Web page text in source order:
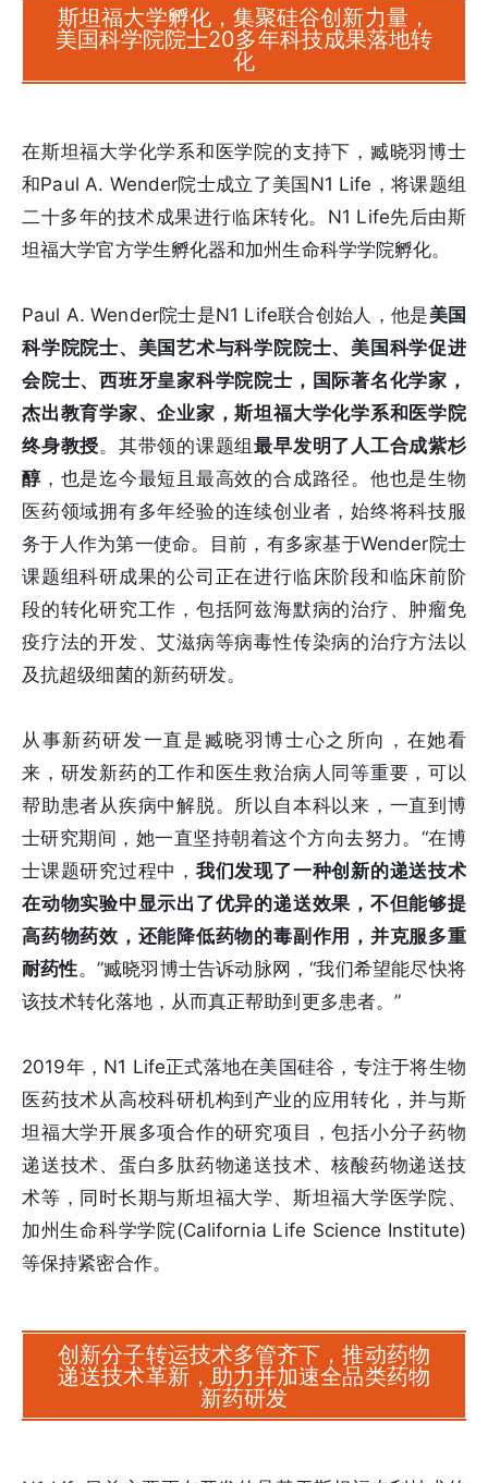
斯坦福大学孵化，集聚硅谷创新力量，
美国科学院院士20多年科技成果落地转
化
在斯坦福大学化学系和医学院的支持下，臧晓羽博士
和Paul A. Wender院士成立了美国N1 Life，将课题组
二十多年的技术成果进行临床转化。N1 Life先后由斯
坦福大学官方学生孵化器和加州生命科学学院孵化。
Paul A. Wender院士是N1 Life联合创始人，他是美国
科学院院士、美国艺术与科学院院士、美国科学促进
会院士、西班牙皇家科学院院士，国际著名化学家，
杰出教育学家、企业家，斯坦福大学化学系和医学院
终身教授。其带领的课题组最早发明了人工合成紫杉
醇，也是迄今最短且最高效的合成路径。他也是生物
医药领域拥有多年经验的连续创业者，始终将科技服
务于人作为第一使命。目前，有多家基于Wender院士
课题组科研成果的公司正在进行临床阶段和临床前阶
段的转化研究工作，包括阿兹海默病的治疗、肿瘤免
疫疗法的开发、艾滋病等病毒性传染病的治疗方法以
及抗超级细菌的新药研发。
从事新药研发一直是臧晓羽博士心之所向，在她看
来，研发新药的工作和医生救治病人同等重要，可以
帮助患者从疾病中解脱。所以自本科以来，一直到博
士研究期间，她一直坚持朝着这个方向去努力。“在博
士课题研究过程中， 我们发现了一种创新的递送技术
在动物实验中显示出了优异的递送效果，不但能够提
高药物药效，还能降低药物的毒副作用，并克服多重
耐药性。”臧晓羽博士告诉动脉网，“我们希望能尽快将
该技术转化落地，从而真正帮助到更多患者。”
2019年，N1 Life正式落地在美国硅谷，专注于将生物
医药技术从高校科研机构到产业的应用转化，并与斯
坦福大学开展多项合作的研究项目，包括小分子药物
递送技术、蛋白多肽药物递送技术、核酸药物递送技
术等，同时长期与斯坦福大学、斯坦福大学医学院、
加州生命科学学院(California Life Science Institute)
等保持紧密合作。
创新分子转运技术多管齐下，推动药物
递送技术革新，助力并加速全品类药物
新药研发